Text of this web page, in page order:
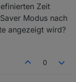
Zeit
Modus nach
angezeigt wird?
0